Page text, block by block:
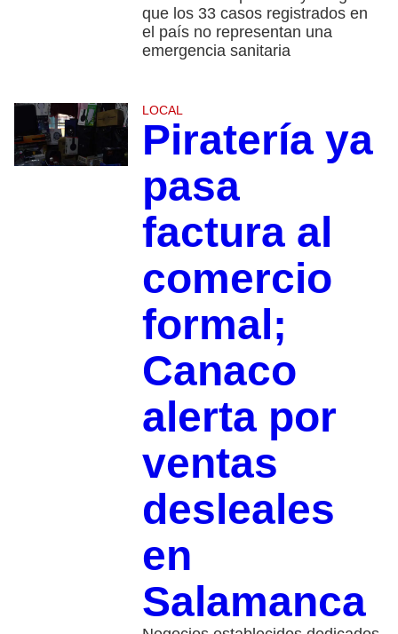
que los 33 casos registrados en
el país no representan una
emergencia sanitaria
LOCAL
Piratería ya
pasa
factura al
comercio
formal;
Canaco
alerta por
ventas
desleales
en
Salamanca